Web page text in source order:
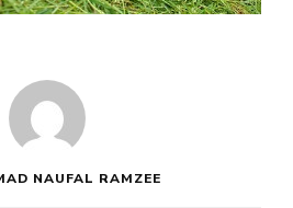
NAUFAL RAMZEE